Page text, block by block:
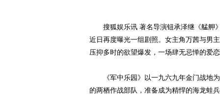
搜狐娱乐讯 著名导演钮承泽继《艋舺
近日再度曝光一组剧照。女主角万茜与男
压抑多时的欲望爆发，一场肆无忌惮的爱
《军中乐园》以一九六九年金门战地为
的两栖作战部队，准备成为精悍的海龙蛙